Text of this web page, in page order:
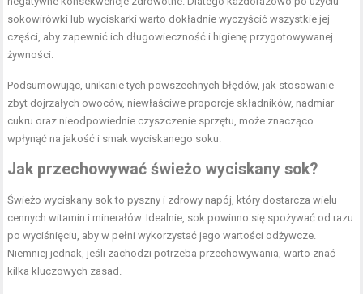
sokowirówki lub wyciskarki warto dokładnie wyczyścić wszystkie jej
części, aby zapewnić ich długowieczność i higienę przygotowywanej
żywności.
Podsumowując, unikanie tych powszechnych błędów, jak stosowanie
zbyt dojrzałych owoców, niewłaściwe proporcje składników, nadmiar
cukru oraz nieodpowiednie czyszczenie sprzętu, może znacząco
wpłynąć na jakość i smak wyciskanego soku.
Jak przechowywać świeżo wyciskany sok?
Świeżo wyciskany sok to pyszny i zdrowy napój, który dostarcza wielu
cennych witamin i minerałów. Idealnie, sok powinno się spożywać od razu
po wyciśnięciu, aby w pełni wykorzystać jego wartości odżywcze.
Niemniej jednak, jeśli zachodzi potrzeba przechowywania, warto znać
kilka kluczowych zasad.